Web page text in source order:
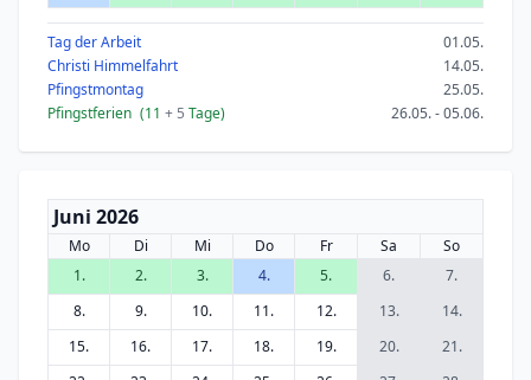
Tag der Arbeit
01.05.
Christi Himmelfahrt
14.05.
Pfingstmontag
25.05.
Pfingstferien (11 + 5 Tage) 26.05. - 05.06.
Juni 2026
Mo Di Mi Do Fr Sa
So
1.
2. 3. 4. 5. 6.
7.
8.
9. 10. 11. 12. 13.
14.
15.
16. 17. 18. 19. 20.
21.